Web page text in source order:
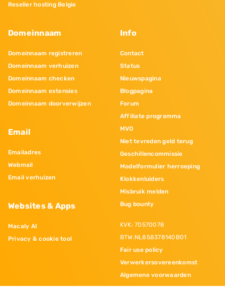
Reseller hosting Belgie
Domeinnaam
Domeinnaam registreren
Domeinnaam verhuizen
Domeinnaam checken
Domeinnaam extensies
Domeinnaam doorverwijzen
Email
Emailadres
Webmail
Email verhuizen
Websites & Apps
Macaly AI
Privacy & cookie tool
Info
Contact
Status
Nieuwspagina
Blogpagina
Forum
Affiliate programma
MVO
Niet tevreden geld terug
Geschillencommissie
Modelformulier herroeping
Klokkenluiders
Misbruik melden
Bug bounty
KVK: 70570078
BTW:NL858378140B01
Fair use policy
Verwerkersovereenkomst
Algemene voorwaarden